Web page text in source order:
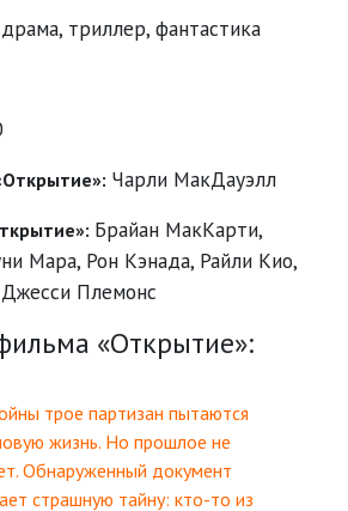
драма, триллер, фантастика
Чарли МакДауэлл
Брайан МакКарти,
Мара, Рон Кэнада, Райли Кио,
Джесси Племонс
«Открытие»:
трое партизан пытаются
жизнь. Но прошлое не
Обнаруженный документ
страшную тайну: кто-то из